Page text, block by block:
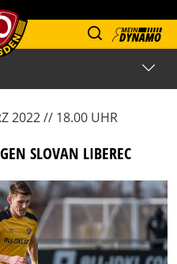
2022 // 18.00 UHR
SLOVAN LIBEREC